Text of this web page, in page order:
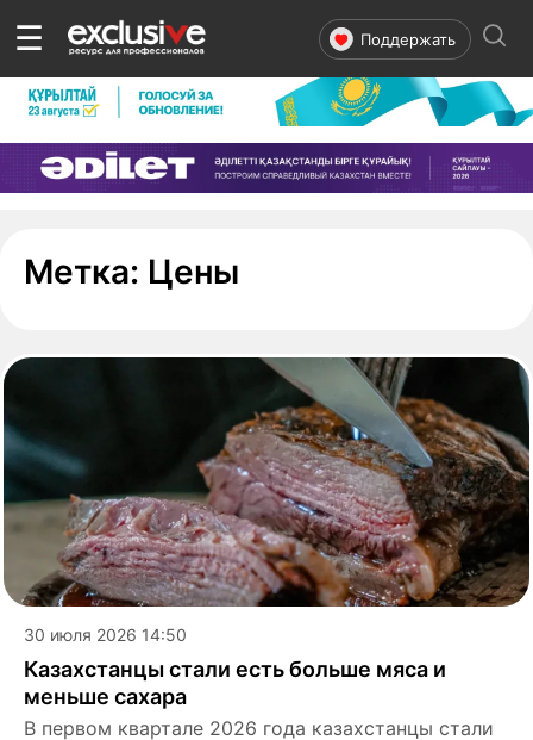
☰ Поддержать
Метка: Цены
30 июля 2026 14:50
Казахстанцы стали есть больше мяса и
меньше сахара
В первом квартале 2026 года казахстанцы стали